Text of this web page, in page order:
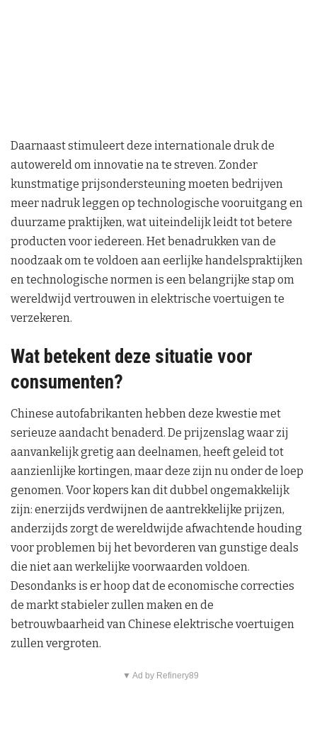
Daarnaast stimuleert deze internationale druk de
autowereld om innovatie na te streven. Zonder
kunstmatige prijsondersteuning moeten bedrijven
meer nadruk leggen op technologische vooruitgang en
duurzame praktijken, wat uiteindelijk leidt tot betere
producten voor iedereen. Het benadrukken van de
noodzaak om te voldoen aan eerlijke handelspraktijken
en technologische normen is een belangrijke stap om
wereldwijd vertrouwen in elektrische voertuigen te
verzekeren.
Wat betekent deze situatie voor
consumenten?
Chinese autofabrikanten hebben deze kwestie met
serieuze aandacht benaderd. De prijzenslag waar zij
aanvankelijk gretig aan deelnamen, heeft geleid tot
aanzienlijke kortingen, maar deze zijn nu onder de loep
genomen. Voor kopers kan dit dubbel ongemakkelijk
zijn: enerzijds verdwijnen de aantrekkelijke prijzen,
anderzijds zorgt de wereldwijde afwachtende houding
voor problemen bij het bevorderen van gunstige deals
die niet aan werkelijke voorwaarden voldoen.
Desondanks is er hoop dat de economische correcties
de markt stabieler zullen maken en de
betrouwbaarheid van Chinese elektrische voertuigen
zullen vergroten.
▼ Ad by Refinery89